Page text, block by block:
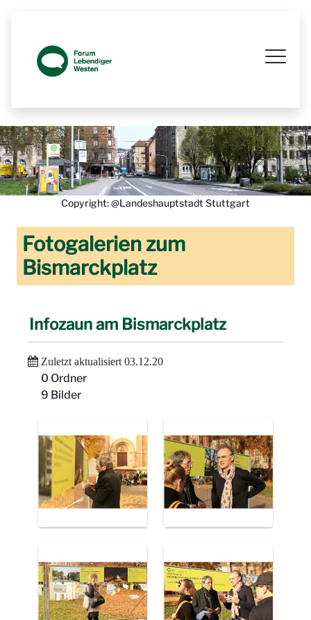
Copyright: @Landeshauptstadt Stuttgart
Fotogalerien zum
Bismarckplatz
Infozaun am Bismarckplatz
Zuletzt aktualisiert 03.12.20
0 Ordner
9 Bilder